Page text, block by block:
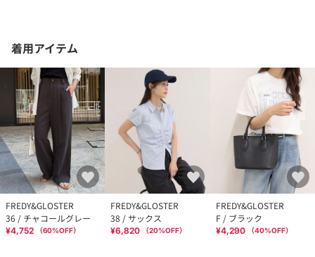
着用アイテム
FREDY&GLOSTER
36 / チャコールグレー
¥4,752 （60%OFF）
FREDY&GLOSTER
38 / サックス
¥6,820 （20%OFF）
FREDY&GLOSTER
F / ブラック
¥4,290 （40%OFF）